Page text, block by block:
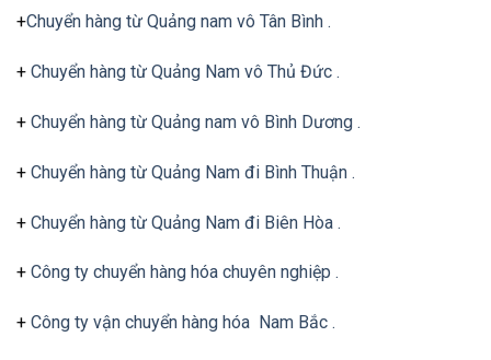
+Chuyển hàng từ Quảng nam vô Tân Bình .
+ Chuyển hàng từ Quảng Nam vô Thủ Đức .
+ Chuyển hàng từ Quảng nam vô Bình Dương .
+ Chuyển hàng từ Quảng Nam đi Bình Thuận .
+ Chuyển hàng từ Quảng Nam đi Biên Hòa .
+ Công ty chuyển hàng hóa chuyên nghiệp .
+ Công ty vận chuyển hàng hóa Nam Bắc .